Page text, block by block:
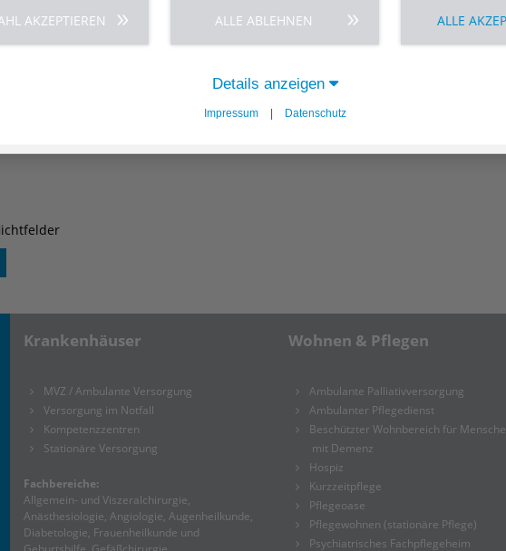
Formular eingegebenen Daten einverstanden. Weitere Informationen
Krankenhäuser
MVZ / Ambulante Versorgung
Versorgung im Notfall
Kompetenzzentren
Stationäre Versorgung
Fachbereiche:
Allgemein- und Viszeralchirurgie,
Anästhesiologie, Angiologie, Augenheilkunde,
Diabetologie, Frauenheilkunde und
Wohnen & Pflegen
Ambulante Palliativversorgung
Ambulanter Pflegedienst
Beschützter Wohnbereich für
mit Demenz
Hospiz
Kurzzeitpflege
Pflegeoase
Pflegewohnen (stationäre Pflege)
Psychiatrisches Fachpflegeheim
AKZEPTIEREN ALLE ABLEHNEN ALLE
Details anzeigen
Impressum | Datenschutz